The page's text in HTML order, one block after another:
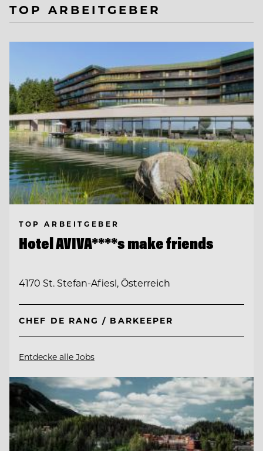
TOP ARBEITGEBER
TOP ARBEITGEBER
Hotel AVIVA****s make friends
4170 St. Stefan-Afiesl, Österreich
CHEF DE RANG / BARKEEPER
Entdecke alle Jobs